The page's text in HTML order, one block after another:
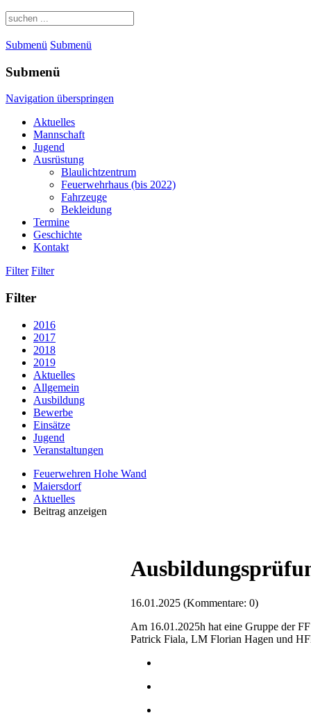
Submenü Submenü
Submenü
Navigation überspringen
Aktuelles
Mannschaft
Jugend
Ausrüstung
Blaulichtzentrum
Feuerwehrhaus (bis 2022)
Fahrzeuge
Bekleidung
Termine
Geschichte
Kontakt
Filter Filter
Filter
2016
2017
2018
2019
Aktuelles
Allgemein
Ausbildung
Bewerbe
Einsätze
Jugend
Veranstaltungen
Feuerwehren Hohe Wand
Maiersdorf
Aktuelles
Beitrag anzeigen
16.01.2025 (Kommentare: 0)
Am 16.01.2025h hat eine Gruppe der
Patrick Fiala, LM Florian Hagen und